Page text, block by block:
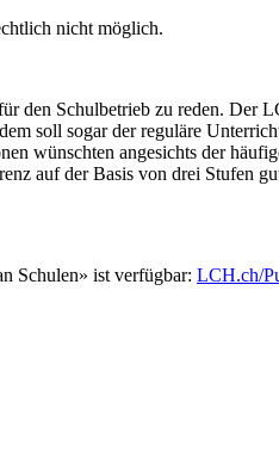
nicht möglich.
den Schulbetrieb zu reden.
soll sogar der reguläre
wünschten angesichts der
auf der Basis von drei Stufen
Schulen» ist verfügbar: LCH.ch/